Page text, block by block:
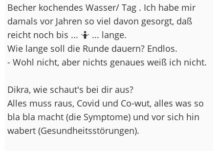
Becher kochendes Wasser/ Tag . Ich habe mir
damals vor Jahren so viel davon gesorgt, daß
reicht noch bis ... 🤷 ... lange.
Wie lange soll die Runde dauern? Endlos.
- Wohl nicht, aber nichts genaues weiß ich nicht.
Dikra, wie schaut's bei dir aus?
Alles muss raus, Covid und Co-wut, alles was so
bla bla macht (die Symptome) und vor sich hin
wabert (Gesundheitsstörungen).